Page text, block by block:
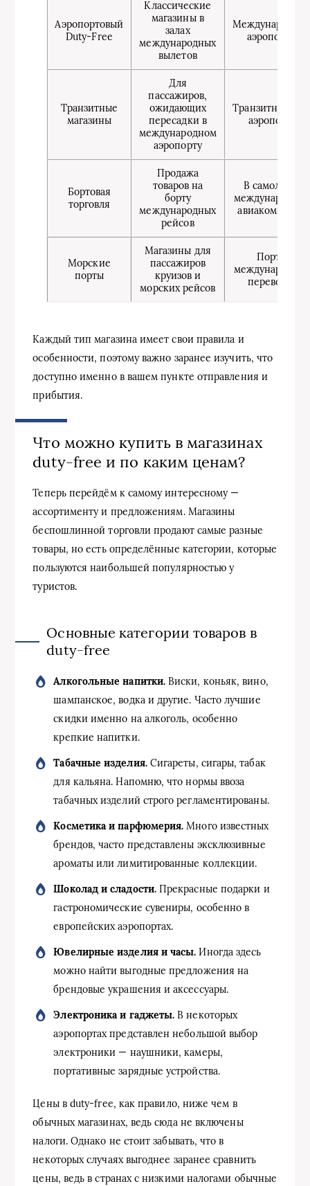
Аэропортовый
Duty-Free
Классические
магазины в
залах
международных
вылетов
аэропорты
Транзитные
магазины
Для
пассажиров,
ожидающих
пересадки в
международном
аэропорту
Транзитная
аэропорта
Бортовая
торговля
Продажа
товаров на
борту
международных
рейсов
В самолётах
международных
авиакомпаний
Морские
порты
Магазины для
пассажиров
круизов и
морских рейсов
Порты
международных
перевозок
Каждый тип магазина имеет свои правила и
особенности, поэтому важно заранее изучить, что
доступно именно в вашем пункте отправления и
прибытия.
Что можно купить в магазинах
duty-free и по каким ценам?
Теперь перейдём к самому интересному —
ассортименту и предложениям. Магазины
беспошлинной торговли продают самые разные
товары, но есть определённые категории, которые
пользуются наибольшей популярностью у
туристов.
Основные категории товаров в
duty-free
Алкогольные напитки. Виски, коньяк, вино,
шампанское, водка и другие. Часто лучшие
скидки именно на алкоголь, особенно
крепкие напитки.
Табачные изделия.Сигареты, сигары, табак
для кальяна. Напомню, что нормы ввоза
табачных изделий строго регламентированы.
Косметика и парфюмерия. Много известных
брендов, часто представлены эксклюзивные
ароматы или лимитированные коллекции.
Шоколад и сладости.Прекрасные подарки и
гастрономические сувениры, особенно в
европейских аэропортах.
Ювелирные изделия и часы. Иногда здесь
можно найти выгодные предложения на
брендовые украшения и аксессуары.
Электроника и гаджеты. В некоторых
аэропортах представлен небольшой выбор
электроники — наушники, камеры,
портативные зарядные устройства.
Цены в duty-free, как правило, ниже чем в
обычных магазинах, ведь сюда не включены
налоги. Однако не стоит забывать, что в
некоторых случаях выгоднее заранее сравнить
цены, ведь в странах с низкими налогами обычные